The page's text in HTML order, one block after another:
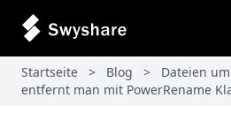
Startseite > Blog > Dateien
entfernt man mit PowerRename